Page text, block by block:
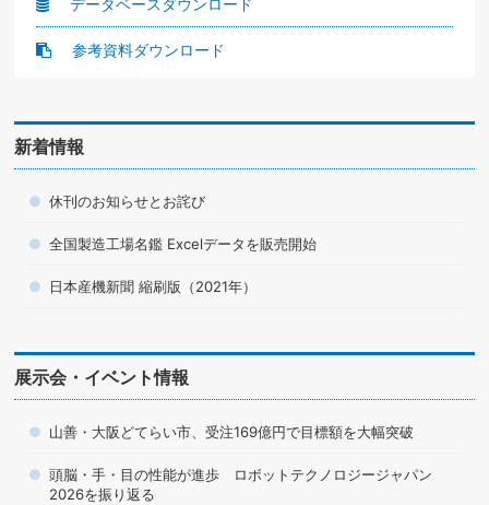
参考資料ダウンロード
新着情報
休刊のお知らせとお詫び
全国製造工場名鑑 Excelデータを販売開始
日本産機新聞 縮刷版（2021年）
展示会・イベント情報
山善・大阪どてらい市、受注169億円で目標額を大幅突破
頭脳・手・目の性能が進歩 ロボットテクノロジージャパン
2026を振り返る